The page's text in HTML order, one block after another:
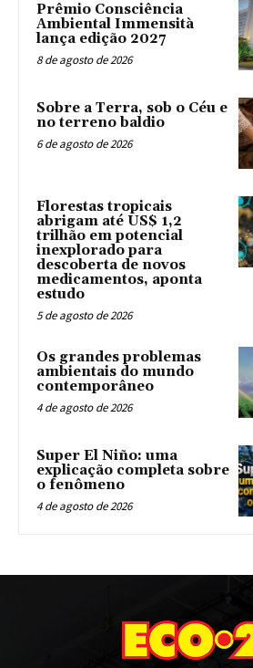
Prêmio Consciência
Ambiental Immensità
lança edição 2027
8 de agosto de 2026
Sobre a Terra, sob o Céu e
no terreno baldio
6 de agosto de 2026
Florestas tropicais
abrigam até US$ 1,2
trilhão em potencial
inexplorado para
descoberta de novos
medicamentos, aponta
estudo
5 de agosto de 2026
Os grandes problemas
ambientais do mundo
contemporâneo
4 de agosto de 2026
Super El Niño: uma
explicação completa sobre
o fenômeno
4 de agosto de 2026